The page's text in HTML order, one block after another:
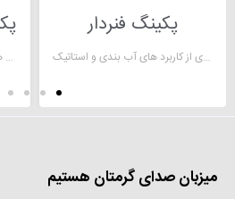
پکینگ فنردار
پکینگ فنردار ضروری برای طیف گسترده ای از کاربرد های آب بندی و استاتیک پکینگ ها از آب بند های بسیار متداول هستند که بسیار کاربردی می باشند
میزبان صدای گرمتان هستیم